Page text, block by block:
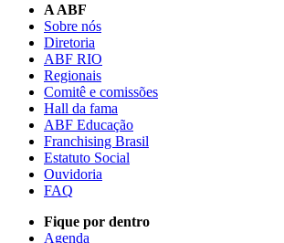
A ABF
Sobre nós
Diretoria
ABF RIO
Regionais
Comitê e comissões
Hall da fama
ABF Educação
Franchising Brasil
Estatuto Social
Ouvidoria
FAQ
Fique por dentro
Agenda